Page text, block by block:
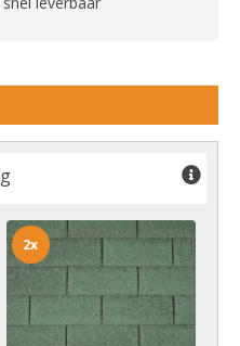
2x